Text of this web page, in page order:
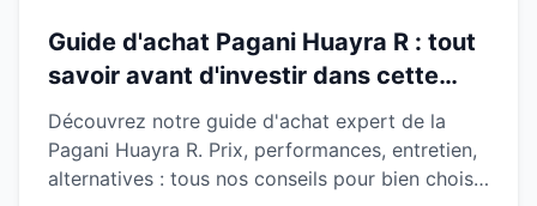
Guide d'achat Pagani Huayra R : tout
savoir avant d'investir dans cette
hypercar de piste
Découvrez notre guide d'achat expert de la
Pagani Huayra R. Prix, performances, entretien,
alternatives : tous nos conseils pour bien choisir